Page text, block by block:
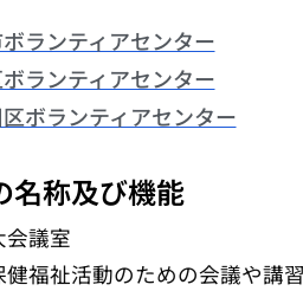
ランティアセンター
ランティアセンター
ボランティアセンター
名称及び機能
議室
祉活動のための会議や講習